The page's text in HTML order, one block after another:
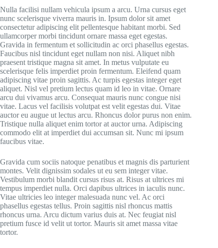
Nulla facilisi nullam vehicula ipsum a arcu. Urna cursus eget
nunc scelerisque viverra mauris in. Ipsum dolor sit amet
consectetur adipiscing elit pellentesque habitant morbi. Sed
ullamcorper morbi tincidunt ornare massa eget egestas.
Gravida in fermentum et sollicitudin ac orci phasellus egestas.
Faucibus nisl tincidunt eget nullam non nisi. Aliquet nibh
praesent tristique magna sit amet. In metus vulputate eu
scelerisque felis imperdiet proin fermentum. Eleifend quam
adipiscing vitae proin sagittis. Ac turpis egestas integer eget
aliquet. Nisl vel pretium lectus quam id leo in vitae. Ornare
arcu dui vivamus arcu. Consequat mauris nunc congue nisi
vitae. Lacus vel facilisis volutpat est velit egestas dui. Vitae
auctor eu augue ut lectus arcu. Rhoncus dolor purus non enim.
Tristique nulla aliquet enim tortor at auctor urna. Adipiscing
commodo elit at imperdiet dui accumsan sit. Nunc mi ipsum
faucibus vitae.
Gravida cum sociis natoque penatibus et magnis dis parturient
montes. Velit dignissim sodales ut eu sem integer vitae.
Vestibulum morbi blandit cursus risus at. Risus at ultrices mi
tempus imperdiet nulla. Orci dapibus ultrices in iaculis nunc.
Vitae ultricies leo integer malesuada nunc vel. Ac orci
phasellus egestas tellus. Proin sagittis nisl rhoncus mattis
rhoncus urna. Arcu dictum varius duis at. Nec feugiat nisl
pretium fusce id velit ut tortor. Mauris sit amet massa vitae
tortor.